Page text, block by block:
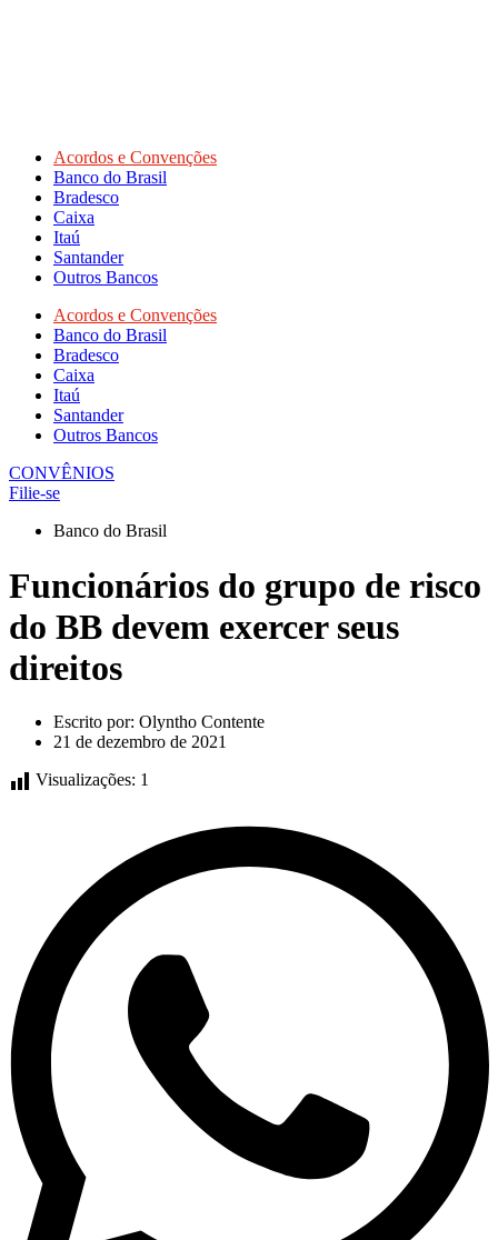
Acordos e Convenções
Banco do Brasil
Bradesco
Caixa
Itaú
Santander
Outros Bancos
Acordos e Convenções
Banco do Brasil
Bradesco
Caixa
Itaú
Santander
Outros Bancos
CONVÊNIOS
Filie-se
Banco do Brasil
Funcionários do grupo de risco
do BB devem exercer seus
direitos
Escrito por: Olyntho Contente
21 de dezembro de 2021
Visualizações: 1